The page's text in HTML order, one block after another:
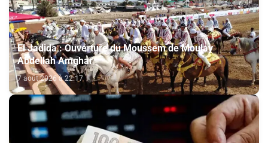
El Jadida : Ouverture du Moussem de Moulay
Abdellah Amghar
7 août 2026 à 22:17